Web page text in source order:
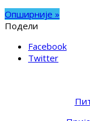
Опширније »
Подели
Facebook
Twitter